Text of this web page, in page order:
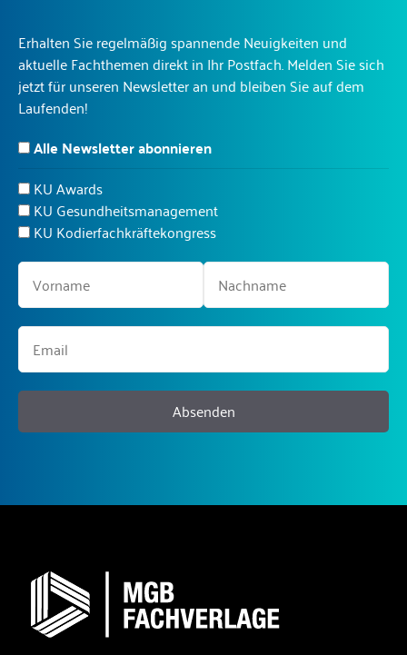
Erhalten Sie regelmäßig spannende Neuigkeiten und
aktuelle Fachthemen direkt in Ihr Postfach. Melden Sie sich
jetzt für unseren Newsletter an und bleiben Sie auf dem
Laufenden!
Alle Newsletter abonnieren
KU Awards
KU Gesundheitsmanagement
KU Kodierfachkräftekongress
Absenden